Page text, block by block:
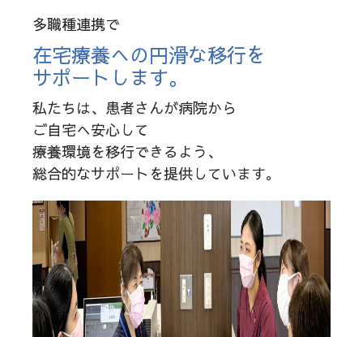
多職種連携で
在宅療養への円滑な移行を
サポートします。
私たちは、患者さんが病院から
ご自宅へ安心して
療養環境を移行できるよう、
総合的なサポートを提供しています。